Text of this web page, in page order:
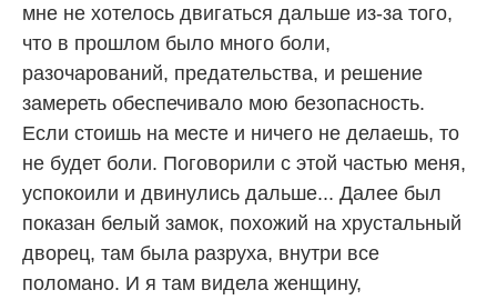
мне не хотелось двигаться дальше из-за того,
что в прошлом было много боли,
разочарований, предательства, и решение
замереть обеспечивало мою безопасность.
Если стоишь на месте и ничего не делаешь, то
не будет боли. Поговорили с этой частью меня,
успокоили и двинулись дальше... Далее был
показан белый замок, похожий на хрустальный
дворец, там была разруха, внутри все
поломано. И я там видела женщину,